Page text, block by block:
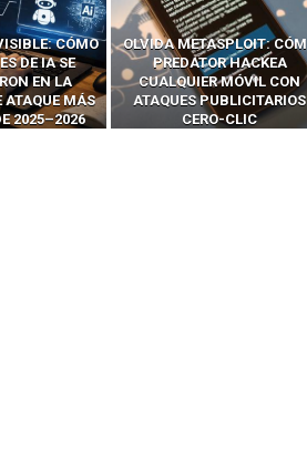
CÓMO
HACKEA
CON
CLIC
CÓMO LOS HACKERS
INTERCEPTAN OTPS Y
LLAMADAS MÓVILES SIN
‘HACKEAR’ — EL INCREÍBLE
PODER DE LOS SIM BOXES”